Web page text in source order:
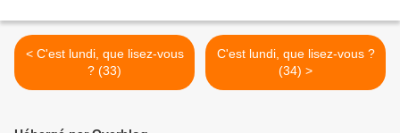
< C'est lundi, que lisez-vous
? (33)
C'est lundi, que lisez-vous ?
(34) >